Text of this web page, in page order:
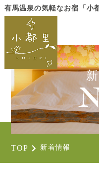
有馬温泉の気軽なお宿「小
CLOSE
TOP 新着情報